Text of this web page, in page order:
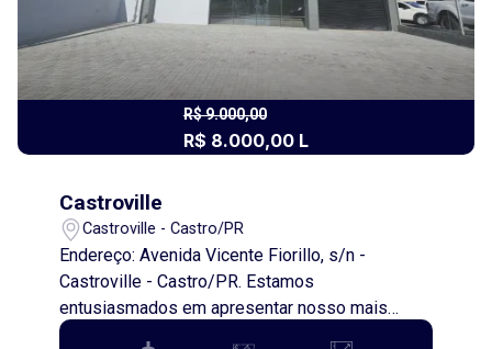
R$ 9.000,00
R$ 8.000,00 L
Castroville
Castroville - Castro/PR
Endereço: Avenida Vicente Fiorillo, s/n -
Castroville - Castro/PR. Estamos
entusiasmados em apresentar nosso mais
recente imóvel para locação: um barracão